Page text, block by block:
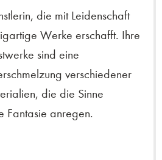
die mit Leidenschaft
Werke erschafft. Ihre
sind eine
verschiedener
die die Sinne
Fantasie anregen.